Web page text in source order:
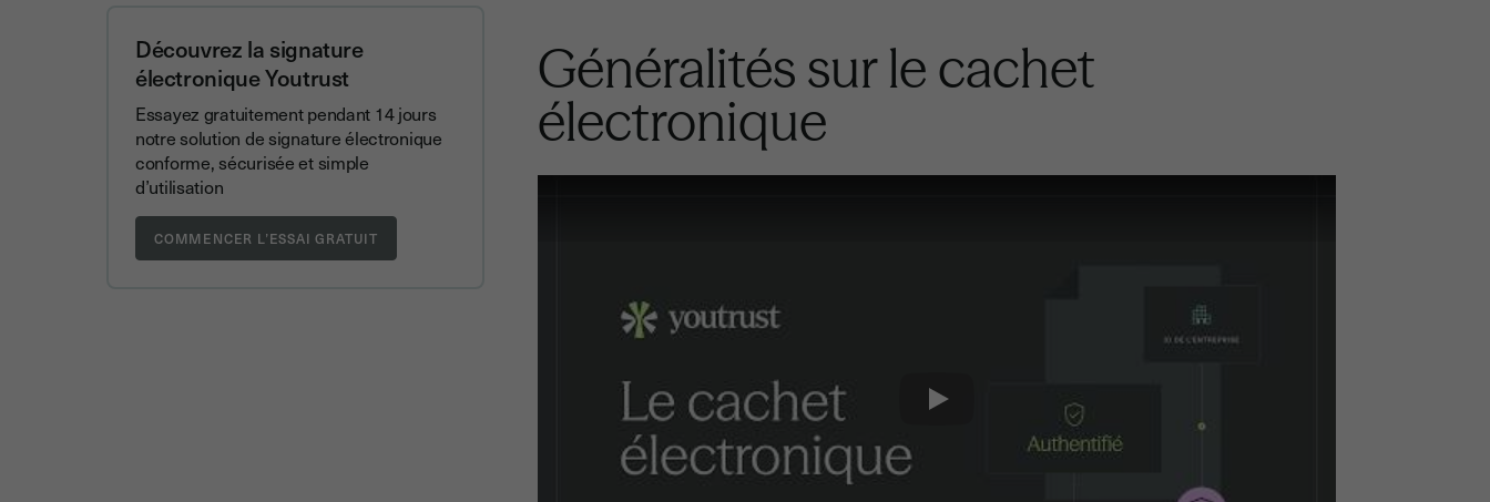
Découvrez la signature
électronique Youtrust
Essayez gratuitement pendant 14 jours
notre solution de signature électronique
conforme, sécurisée et simple
d’utilisation
Généralités sur le cachet
électronique
Play